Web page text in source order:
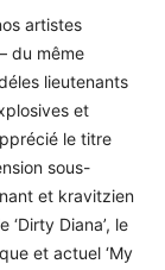
artistes
du même
lieutenants
et
le titre
sous-
et kravitzien
‘Dirty Diana’, le
et actuel ‘My